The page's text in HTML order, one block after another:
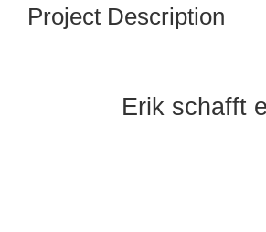
Project Description
Erik schafft